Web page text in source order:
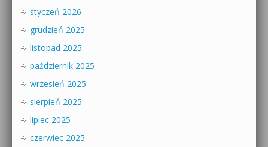
styczeń 2026
grudzień 2025
listopad 2025
październik 2025
wrzesień 2025
sierpień 2025
lipiec 2025
czerwiec 2025